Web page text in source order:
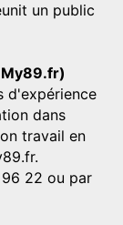
un public
d'expérience
dans
travail en
22 ou par